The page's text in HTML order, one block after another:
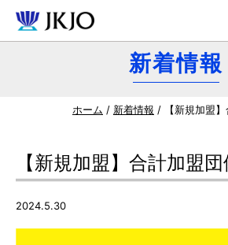
新着情報
ホーム / 新着情報 / 【新規加盟
【新規加盟】合計加盟
2024.5.30